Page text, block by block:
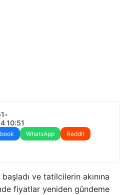
•
10:51
WhatsApp
Reddit
ve tatilcilerin akınına
fiyatlar yeniden gündeme